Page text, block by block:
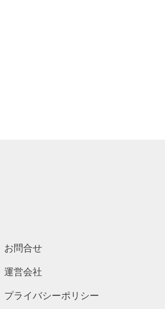
お問合せ
運営会社
プライバシーポリシー